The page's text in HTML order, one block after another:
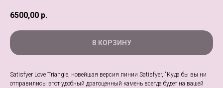
6500,00 р.
В КОРЗИНУ
Satisfyer Love Triangle, новейшая версия линии Satisfyer, "Куда бы вы ни
отправились: этот удобный драгоценный камень всегда будет на вашей